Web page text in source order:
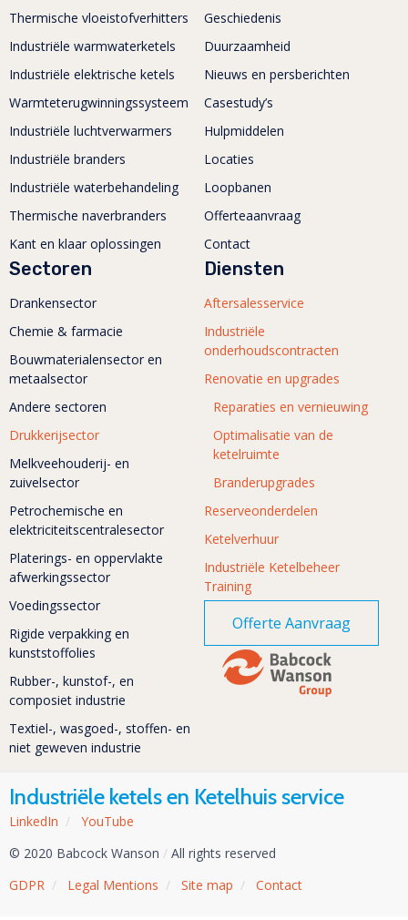
Thermische vloeistofverhitters
Industriële warmwaterketels
Industriële elektrische ketels
Warmteterugwinningssysteem
Industriële luchtverwarmers
Industriële branders
Industriële waterbehandeling
Thermische naverbranders
Kant en klaar oplossingen
Geschiedenis
Duurzaamheid
Nieuws en persberichten
Casestudy’s
Hulpmiddelen
Locaties
Loopbanen
Offerteaanvraag
Contact
Sectoren
Drankensector
Chemie & farmacie
Bouwmaterialensector en
metaalsector
Andere sectoren
Drukkerijsector
Melkveehouderij- en
zuivelsector
Petrochemische en
elektriciteitscentralesector
Platerings- en oppervlakte
afwerkingssector
Voedingssector
Rigide verpakking en
kunststoffolies
Rubber-, kunstof-, en
composiet industrie
Textiel-, wasgoed-, stoffen- en
niet geweven industrie
Diensten
Aftersalesservice
Industriële
onderhoudscontracten
Renovatie en upgrades
Reparaties en vernieuwing
Optimalisatie van de
ketelruimte
Branderupgrades
Reserveonderdelen
Ketelverhuur
Industriële Ketelbeheer
Training
Offerte Aanvraag
Industriële ketels en Ketelhuis service
LinkedIn /
YouTube
© 2020 Babcock Wanson / All rights reserved
GDPR / Legal Mentions / Site map / Contact